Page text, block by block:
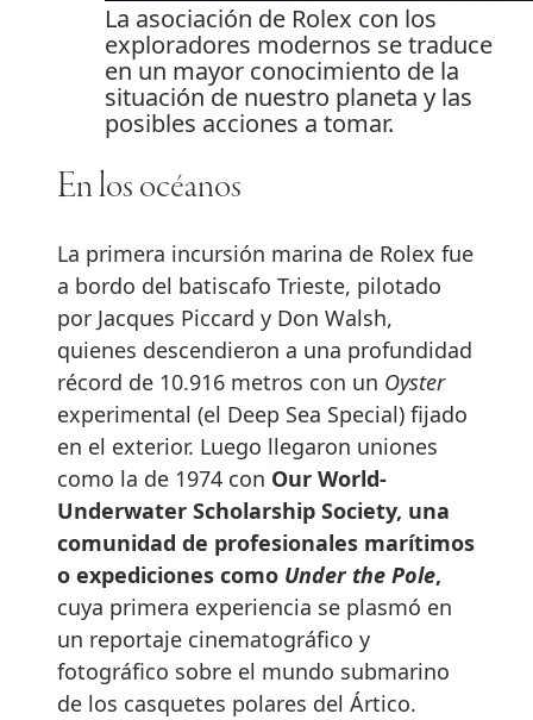
La asociación de Rolex con los
exploradores modernos se traduce
en un mayor conocimiento de la
situación de nuestro planeta y las
posibles acciones a tomar.
En los océanos
La primera incursión marina de Rolex fue
a bordo del batiscafo Trieste, pilotado
por Jacques Piccard y Don Walsh,
quienes descendieron a una profundidad
récord de 10.916 metros con un Oyster
experimental (el Deep Sea Special) fijado
en el exterior. Luego llegaron uniones
como la de 1974 con Our World-
Underwater Scholarship Society, una
comunidad de profesionales marítimos
o expediciones como Under the Pole,
cuya primera experiencia se plasmó en
un reportaje cinematográfico y
fotográfico sobre el mundo submarino
de los casquetes polares del Ártico.